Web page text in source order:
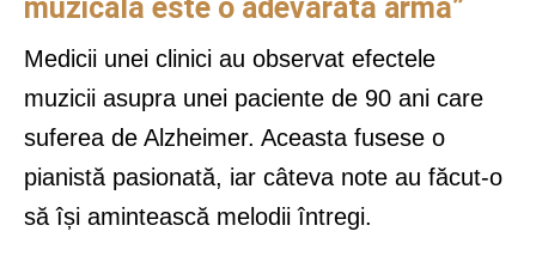
muzicală este o adevărată armă”
Medicii unei clinici au observat efectele
muzicii asupra unei paciente de 90 ani care
suferea de Alzheimer. Aceasta fusese o
pianistă pasionată, iar câteva note au făcut-o
să își amintească melodii întregi.